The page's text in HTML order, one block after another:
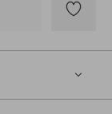
till
favoriter